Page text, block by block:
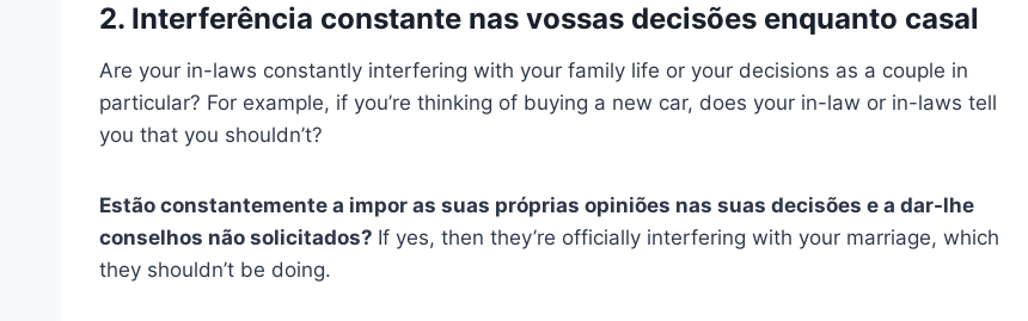
2. Interferência constante nas vossas decisões enquanto casal
Are your in-laws constantly interfering with your family life or your decisions as a couple in
particular? For example, if you’re thinking of buying a new car, does your in-law or in-laws tell
you that you shouldn’t?
Estão constantemente a impor as suas próprias opiniões nas suas decisões e a dar-lhe
conselhos não solicitados? If yes, then they’re officially interfering with your marriage, which
they shouldn’t be doing.